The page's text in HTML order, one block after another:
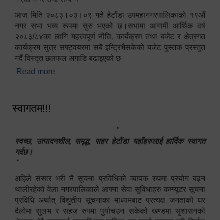
आज मिति २०८३।०३।०९ गते हेटौंडा उपमहानगरपालिकाको १९औं
नगर सभा भव्य रूपमा सुरु भएको छ।सभामा आगामी आर्थिक वर्ष
२०८३/८४का लागि महत्त्वपूर्ण नीति, कार्यक्रम तथा बजेट र क्षेत्रगत
कार्यक्रम सुत्र सफ्ट्वयरमा सबै इन्ट्रिभैसकेको बजेट पुस्तक प्रस्तुत
गर्दै विस्तृत छलफल अगाडि बढाइएको छ।
Read more
स्वागतम!!!
"
स्वच्छ, उत्पादनशील, समृद्ध, सहर हेटौंडा यहाँहरुलाई हार्दिक स्वागत
गर्दछ।
"
अहिले संसार भरी नै सूचना प्रविधिको व्यापक रुपमा प्रयोग बढ्न
थालीरहेको वेला नगरपालिकाले आफ्ना सेवा सुविधाहरु कम्प्यूटर सूचना
प्रविधि अर्थात् विद्युतीय सूचनाका माध्यमबाट प्रत्यक्ष जनताको घर
दैलोमा सुलभ र सहज रुपमा पुर्याचउन सकेको खण्डमा सुशासनको